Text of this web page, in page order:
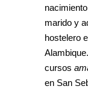
marido y
hostelero
cursos
en San